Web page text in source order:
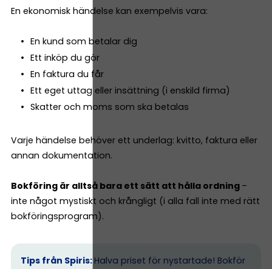
En ekonomisk händelse kan exempelvis vara:
En kund som betalar dig
Ett inköp du gör
En faktura du får
Ett eget uttag eller insättning (i enskild firma)
Skatter och moms som ska betalas
Varje händelse behöver ett underlag: kvitto, faktura eller
annan dokumentation.
Bokföring är alltså bara ett sätt att hålla ordning –
inte något mystiskt och krångligt (i alla fall inte med rätt
bokföringsprogram).
Tips från Spiris: Halva priset för nystartade! Bokför